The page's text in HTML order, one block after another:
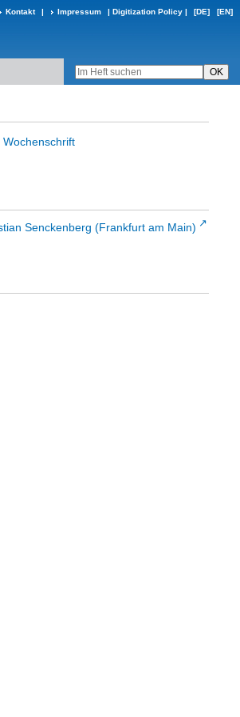
Kontakt | Impressum | Digitization Policy | [DE] [EN]
Senckenberg (Frankfurt am Main)